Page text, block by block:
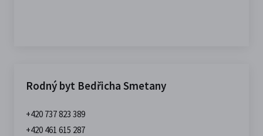
Rodný byt Bedřicha Smetany
+420 737 823 389
+420 461 615 287